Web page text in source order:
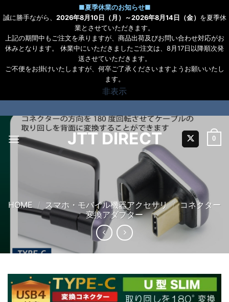
■夏季休業のお知らせ■
誠に勝手ながら、 2026年8月10日（月）～2026年8月14日（金） を夏季休
業とさせていただきます。
上記の期間中もご注文を承りますが、商品出荷及びお問い合わせ対応がお
休みとなります。 休業中にいただきましたご注文は、8月17日以降順次発
送させていただきます。
ご不便をお掛けいたしますが、何卒ご了承くださいますようお願いいたし
ます。
非表示
to
content
JTT DIRECT 0
HOME / スマホ・モバイル機器アクセサリ / コネクター
変換アダプター